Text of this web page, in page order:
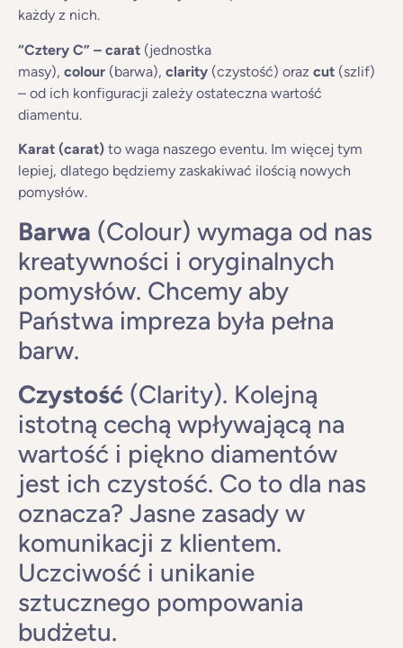
każdy z nich.
“Cztery C” – carat (jednostka
masy), colour (barwa), clarity (czystość) oraz cut (szlif)
– od ich konfiguracji zależy ostateczna wartość
diamentu.
Karat (carat) to waga naszego eventu. Im więcej tym
lepiej, dlatego będziemy zaskakiwać ilością nowych
pomysłów.
Barwa (Colour) wymaga od nas
kreatywności i oryginalnych
pomysłów. Chcemy aby
Państwa impreza była pełna
barw.
Czystość (Clarity). Kolejną
istotną cechą wpływającą na
wartość i piękno diamentów
jest ich czystość. Co to dla nas
oznacza? Jasne zasady w
komunikacji z klientem.
Uczciwość i unikanie
sztucznego pompowania
budżetu.